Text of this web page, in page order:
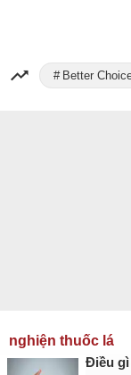
Better
nghiện thuốc lá
Điều gì